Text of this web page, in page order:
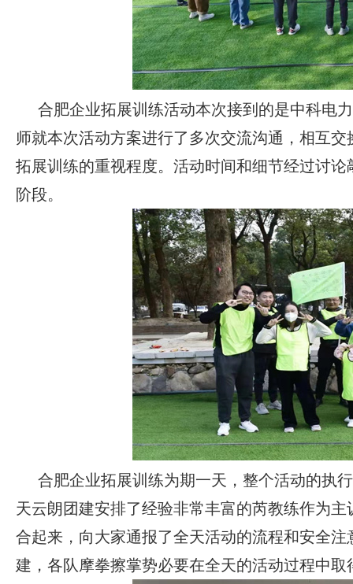
合肥企业拓展训练活动本次接到的是中科电
师就本次活动方案进行了多次交流沟通，相互
拓展训练的重视程度。活动时间和细节经过讨
阶段。
合肥企业拓展训练为期一天，整个活动的执
天云朗团建安排了经验非常丰富的芮教练作为
合起来，向大家通报了全天活动的流程和安全
建，各队摩拳擦掌势必要在全天的活动过程中取